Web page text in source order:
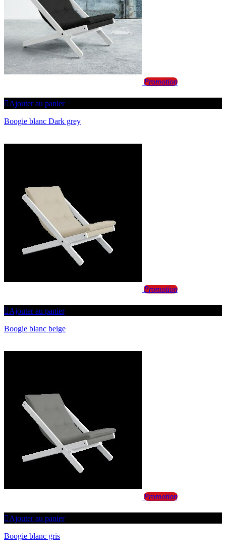
Promotion
Ajouter au panier
Boogie blanc Dark grey
Promotion
Ajouter au panier
Boogie blanc beige
Promotion
Ajouter au panier
Boogie blanc gris